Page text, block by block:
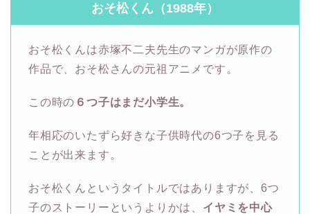
おそ松くん（1988年）
おそ松くんは赤塚不二夫先生のマンガが原作の
作品で、おそ松さんの元祖アニメです。
この時の ６つ子はまだ小学生。
年相応のいたずら好きな子供時代の6つ子を見る
ことが出来ます。
おそ松くんというタイトルではありますが、6つ
子のストーリーというよりかは、 イヤミを中心